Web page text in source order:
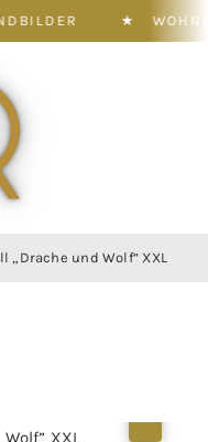
★
„Drache und Wolf“ XXL